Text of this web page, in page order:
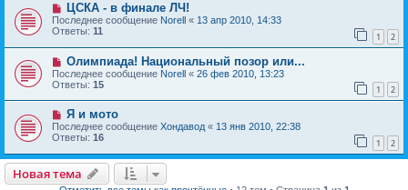
ЦСКА - в финале ЛЧ!
Последнее сообщение Norell « 13 апр 2010, 14:33
Ответы: 11 1 2
Олимпиада! Национальный позор или...
Последнее сообщение Norell « 26 фев 2010, 13:23
Ответы: 15 1 2
Я и мото
Последнее сообщение Хондавод« 13 янв 2010, 22:38
Ответы: 16 1 2
Новая тема